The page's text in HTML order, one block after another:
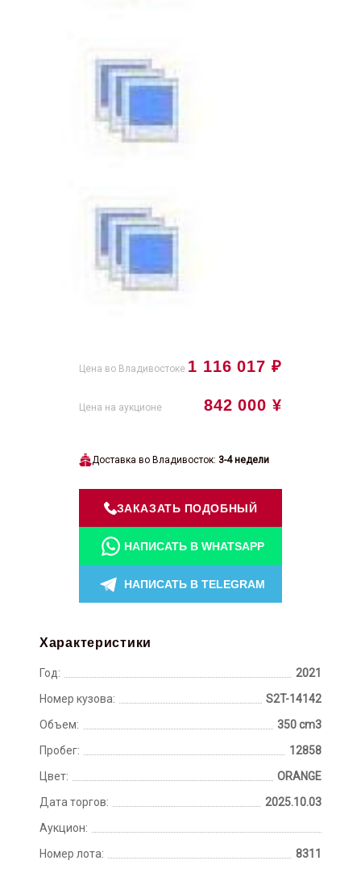
1 116 017 ₽
Цена во Владивостоке
842 000 ¥
Цена на аукционе
Доставка во Владивосток: 3-4 недели
ЗАКАЗАТЬ ПОДОБНЫЙ
НАПИСАТЬ В WHATSAPP
НАПИСАТЬ В TELEGRAM
Характеристики
Год:
2021
Номер кузова:
S2T-14142
Объем:
350 cm3
Пробег:
12858
Цвет:
ORANGE
Дата торгов:
2025.10.03
Аукцион:
Номер лота:
8311